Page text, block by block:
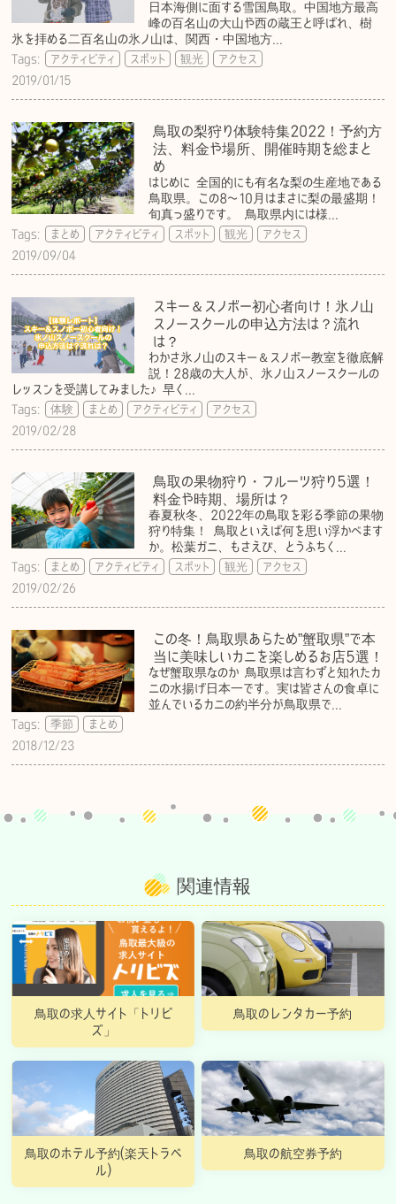
日本海側に面する雪国鳥取。中国地方最高
峰の百名山の大山や西の蔵王と呼ばれ、樹
氷を拝める二百名山の氷ノ山は、関西・中国地方...
Tags: アクティビティ スポット 観光
アクセス
2019/01/15
鳥取の梨狩り体験特集2022！予約方
法、料金や場所、開催時期を総まと
め
はじめに 全国的にも有名な梨の生産地である
鳥取県。この8〜10月はまさに梨の最盛期！
旬真っ盛りです。 鳥取県内には様...
Tags: まとめ アクティビティ スポット 観光
アクセス
2019/09/04
スキー＆スノボー初心者向け！氷ノ山
スノースクールの申込方法は？流れ
は？
わかさ氷ノ山のスキー＆スノボー教室を徹底解
説！28歳の大人が、氷ノ山スノースクールの
レッスンを受講してみました♪ 早く...
Tags: 体験 まとめ アクティビティ
アクセス
2019/02/28
鳥取の果物狩り・フルーツ狩り5選！
料金や時期、場所は？
春夏秋冬、2022年の鳥取を彩る季節の果物
狩り特集！ 鳥取といえば何を思い浮かべます
か。松葉ガニ、もさえび、とうふちく...
Tags: まとめ アクティビティ スポット 観光
アクセス
2019/02/26
この冬！鳥取県あらため”蟹取県”で本
当に美味しいカニを楽しめるお店5選！
なぜ蟹取県なのか 鳥取県は言わずと知れたカ
ニの水揚げ日本一です。実は皆さんの食卓に
並んでいるカニの約半分が鳥取県で...
Tags: 季節
まとめ
2018/12/23
関連情報
鳥取の求人サイト「トリビ
ズ」
鳥取のレンタカー予約
鳥取のホテル予約(楽天トラベ
ル)
鳥取の航空券予約